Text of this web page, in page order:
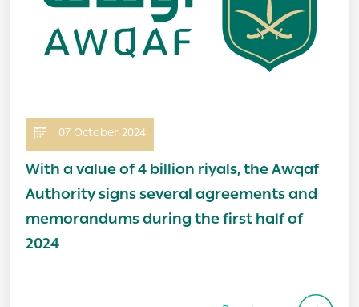
07 October 2024
With a value of 4 billion riyals, the Awqaf
Authority signs several agreements and
memorandums during the first half of
2024